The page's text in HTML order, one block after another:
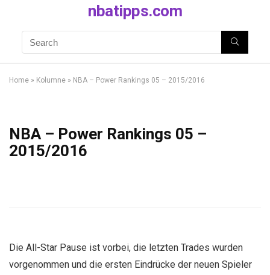
nbatipps.com
Home » Kolumne » NBA – Power Rankings 05 – 2015/2016
NBA – Power Rankings 05 –
2015/2016
Die All-Star Pause ist vorbei, die letzten Trades wurden
vorgenommen und die ersten Eindrücke der neuen Spieler